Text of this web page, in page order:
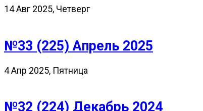
14 Авг 2025, Четверг
№33 (225) Апрель 2025
4 Апр 2025, Пятница
№32 (224) Декабрь 2024